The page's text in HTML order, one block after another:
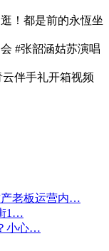
！都是前的永恆坐
#张韶涵姑苏演唱
伴手礼开箱视频
产老板运营内…
1…
小心…